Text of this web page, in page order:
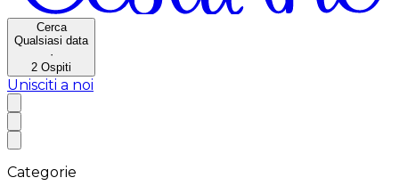
Cerca
Qualsiasi data
·
2 Ospiti
Unisciti a noi
Categorie